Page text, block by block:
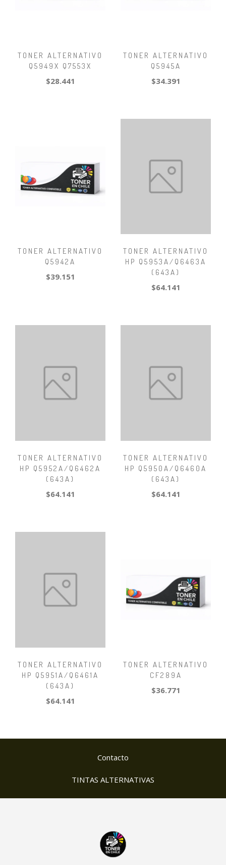
TONER ALTERNATIVO
Q5949X Q7553X
$28.441
TONER ALTERNATIVO
Q5945A
$34.391
TONER ALTERNATIVO
Q5942A
$39.151
TONER ALTERNATIVO
HP Q5953A/Q6463A
(643A)
$64.141
TONER ALTERNATIVO
HP Q5952A/Q6462A
(643A)
$64.141
TONER ALTERNATIVO
HP Q5950A/Q6460A
(643A)
$64.141
TONER ALTERNATIVO
HP Q5951A/Q6461A
(643A)
$64.141
TONER ALTERNATIVO
CF289A
$36.771
Contacto
TINTAS ALTERNATIVAS